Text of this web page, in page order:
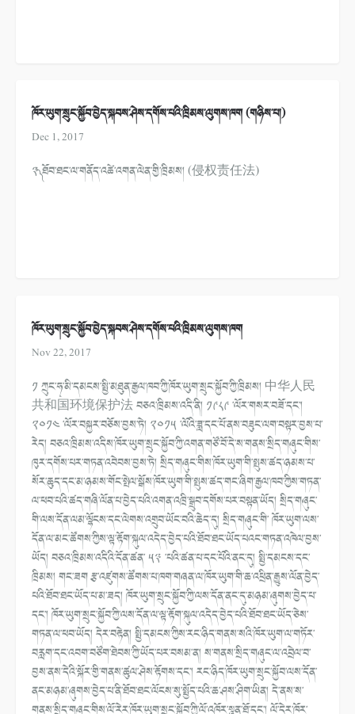
ཁོར་ཡུག་སྲུང་སྐྱོབ་བྱེད་སྐབས་ཤེས་དགོས་པའི་ཁྲིམས་ལུགས་ཁག (གཉིས་པ།)
Dec 1, 2017
༣༽ ཐོབ་ཐང་ལ་གནོད་འཚེ་འགན་ལེན་གྱི་ཁྲིམས། (侵权责任法)
ཁོར་ཡུག་སྲུང་སྐྱོབ་བྱེད་སྐབས་ཤེས་དགོས་པའི་ཁྲིམས་ལུགས་ཁག
Nov 22, 2017
༡ ཀྲུང་ཧྭ་མི་དམངས་སྤྱི་མཐུན་རྒྱལ་ཁབ་ཀྱི་ཁོར་ཡུག་སྲུང་སྐྱོབ་ཀྱི་ཁྲིམས། 中华人民
共和国环境保护法 བཅའ་ཁྲིམས་འདི་ནི། ༡༩༨༩ ་ལོར་གསར་བཟོ་དང་།
༢༠༡༤ ་ལོར་བསྐྱར་བཅོས་བྱས་ཏེ། ༢༠༡༥ ་ལོའི་ཟླ་དང་པོ་ནས་བཟུང་ལག་བསྟར་བྱས་པ་
རེད། བཅའ་ཁྲིམས་འདིས་ཁོར་ཡུག་སྲུང་སྐྱོབ་ཀྱི་འགན་གཙོ་བོ་དེ་ས་གནས་སྲིད་གཞུང་གིས་
ཁུར་དགོས་པར་གཏན་འབེབས་བྱས་ཏེ། སྲིད་གཞུང་གིས་ཁོར་ཡུག་གི་སྤུས་ཚད་ཉམས་པ་
སོར་ཆུད་དང་མ་ཉམས་གོང་སྤེལ་སྒོས་ཁོར་ཡུག་གི་སྤུས་ཚད་གང་ཞིག་རྒྱལ་ཁབ་ཀྱིས་གཏན་
ལ་ཕབ་པའི་ཚད་གཞི་ལོན་པ་བྱེད་པའི་འགན་འཁྲི་སྒྲུབ་དགོས་པར་བསྟན་ཡོད། སྲིད་གཞུང་
གི་ལས་དོན་ལམ་ལྷོངས་དང་ལེགས་འགྲུབ་ཡོང་བའི་ཆེད་དུ། སྲིད་གཞུང་གི་ ཁོར་ཡུག་ལས་
དོན་ལ་མང་ཚོགས་ཀྱིས་ལྟ་རྟོག་སྐུལ་འདེད་བྱེད་པའི་ཐོབ་ཐང་ཡོད་པའང་གཏན་འཁེལ་བྱས་
ཡོད། བཅའ་ཁྲིམས་འདིའི་དོན་ཚན་ ༥༣ ་པའི་ཚན་པ་དང་པོའི་ནང་དུ། སྤྱི་དམངས་དང་
ཁྲིམས། གང་ཟག རྩ་འཛུགས་ཚོགས་པ་ཁག་གཞན་ལ་ཁོར་ཡུག་གི་ཆ་འཕྲིན་རྒྱུས་ལོན་བྱེད་
པའི་ཐོབ་ཐང་ཡོད་པ་མ་ཟད། ཁོར་ཡུག་སྲུང་སྐྱོབ་ཀྱི་ལས་དོན་ནང་དུ་མཉམ་ཞུགས་བྱེད་པ་
དང་། ཁོར་ཡུག་སྲུང་སྐྱོབ་ཀྱི་ལས་དོན་ལ་ལྟ་རྟོག་སྐུལ་འདེད་བྱེད་པའི་ཐོབ་ཐང་ཡོད་ཅེས་
གཏན་ལ་ཕབ་ཡོད། དེར་བརྟེན། སྤྱི་དམངས་ཀྱིས་རང་ཉིད་གནས་སའི་ཁོར་ཡུག་ལ་གཏོར་
བརླག་དང་འབག་བཙོག་ཐེབས་ཀྱི་ཡོད་པར་བསམ་ན། ས་གནས་སྲིད་གཞུང་ལ་འབྲེལ་བ་
བྱས་ནས་དེའི་སྐོར་གྱི་གནས་ཚུལ་ཤེས་རྟོགས་དང་། རང་ཉིད་ཁོར་ཡུག་སྲུང་སྐྱོབ་ལས་དོན་
ནང་མཉམ་ཞུགས་བྱེད་པ་ནི་ཐོབ་ཐང་ལོངས་སུ་སྤྱོད་པའི་ཆ་ཤས་ཤིག་ཡིན། དེ་ནས་ས་